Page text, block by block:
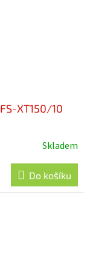
XT150/10
Skladem
Do košíku